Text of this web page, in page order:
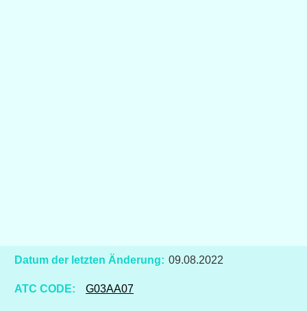
Datum der letzten Änderung: 09.08.2022
ATC CODE: G03AA07